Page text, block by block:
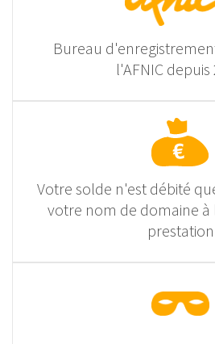
Bureau
l'AFNIC depuis
Votre solde n'est débité
votre nom de domaine à
prestation